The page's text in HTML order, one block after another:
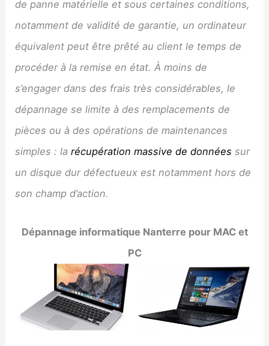
de panne matérielle et sous certaines conditions,
notamment de validité de garantie, un ordinateur
équivalent peut être prêté au client le temps de
procéder à la remise en état. À moins de
s’engager dans des frais très considérables, le
dépannage se limite à des remplacements de
pièces ou à des opérations de maintenances
simples : larécupération massive de données sur
un disque dur défectueux est notamment hors de
son champ d’action.
Dépannage informatique Nanterre pour MAC et
PC